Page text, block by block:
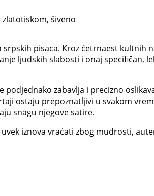
zlatotiskom, šiveno
pisaca. Kroz četrnaest kultnih
ljudskih slabosti i onaj specifičan,
zabavlja i precizno
ostaju prepoznatljivi u svakom
snagu njegove satire.
iznova vraćati zbog mudrosti,